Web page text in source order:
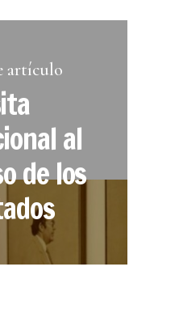
artículo
al
de los